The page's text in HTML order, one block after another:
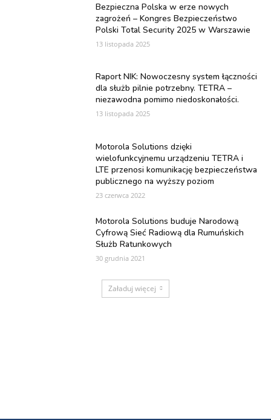
Bezpieczna Polska w erze nowych
zagrożeń – Kongres Bezpieczeństwo
Polski Total Security 2025 w Warszawie
13 listopada 2025
Raport NIK: Nowoczesny system łączności
dla służb pilnie potrzebny. TETRA –
niezawodna pomimo niedoskonałości.
13 listopada 2025
Motorola Solutions dzięki
wielofunkcyjnemu urządzeniu TETRA i
LTE przenosi komunikację bezpieczeństwa
publicznego na wyższy poziom
23 czerwca 2022
Motorola Solutions buduje Narodową
Cyfrową Sieć Radiową dla Rumuńskich
Służb Ratunkowych
30 grudnia 2021
Załaduj więcej